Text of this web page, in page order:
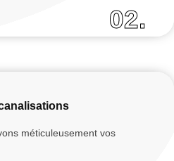
02.
méticuleusement vos